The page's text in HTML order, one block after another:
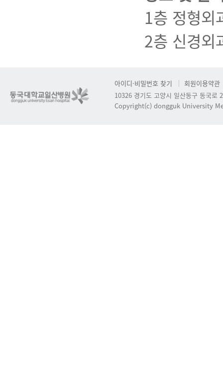
1층 정형
2층 신경
아이디·비밀번호 찾기
회원이용약관
10326 경기도 고양시 일산동구 동국로
Copyright(c) dongguk University